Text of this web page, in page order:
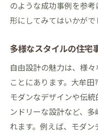
のような成功事例を参
形にしてみてはいかがで
多様なスタイルの住宅
自由設計の魅力は、様
ことにあります。大牟田
モダンなデザインや伝
ンドリーな設計など、多
れます。例えば、モダ